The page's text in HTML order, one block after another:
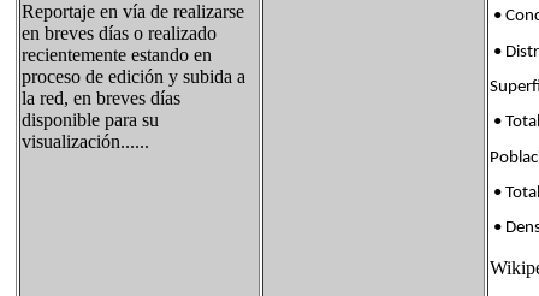
Reportaje en vía de realizarse
en breves días o realizado
recientemente estando en
proceso de edición y subida a
la red, en breves días
disponible para su
visualización......
•
•
•
•
•